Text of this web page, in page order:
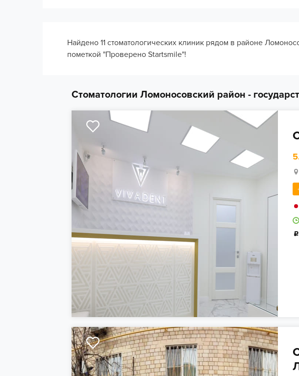
Найдено 11 стоматологических клиник рядом в районе
пометкой "Проверено Startsmile"!
Стоматологии Ломоносовский район -